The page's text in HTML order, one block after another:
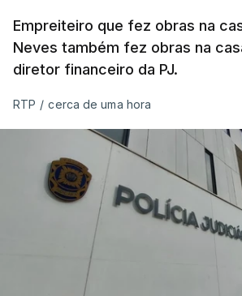
Empreiteiro que fez obras na
Neves também fez obras na
diretor financeiro da PJ.
RTP / cerca de uma hora